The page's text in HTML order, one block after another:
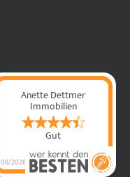
Anette Dettmer
Immobilien
Gut
08/2026 Anette Dettmer